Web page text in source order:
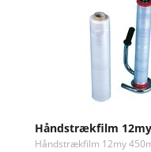
Håndstrækfilm
Håndstrækfilm 12my